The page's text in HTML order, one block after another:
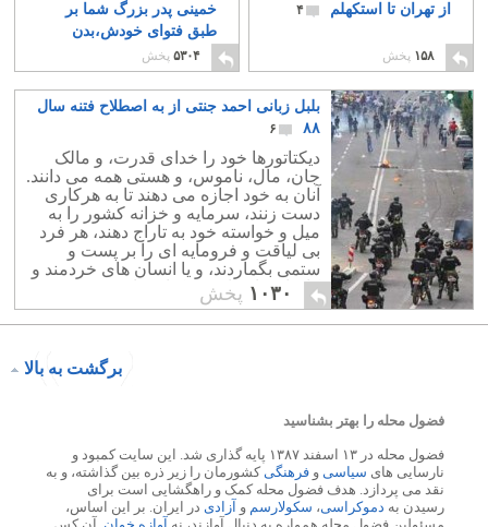
از تهران تا استکهلم
۴
۱۵۸ پخش
خمینی پدر بزرگ شما بر
طبق فتوای خودش،بدن
شما را در کودکی لمس
کرده بود؟
۳۸
۵۳۰۴ پخش
بلبل زبانی احمد جنتی از به اصطلاح فتنه سال
۸۸
۶
دیکتاتورها خود را خدای قدرت، و مالک
جان، مال، ناموس، و هستی همه می دانند.
آنان به خود اجازه می دهند تا به هرکاری
دست زنند، سرمایه و خزانه کشور را به
میل و خواسته خود به تاراج دهند، هر فرد
بی لیاقت و فرومایه ای را بر پست و
ستمی بگماردند، و یا انسان های خردمند و
کاردان را بدنام و برکنار سازند.
۱۰۳۰ پخش
برگشت به بالا
فضول محله را بهتر بشناسید
فضول محله در ۱۳ اسفند ۱۳۸۷ پایه گذاری شد. این سایت کمبود و
نارسایی های سیاسی و فرهنگیکشورمان را زیر ذره بین گذاشته، و به
نقد می پردازد. هدف فضول محله کمک و راهگشایی است برای
رسیدن به دموکراسی، سکولارسم و آزادی در ایران. بر این اساس،